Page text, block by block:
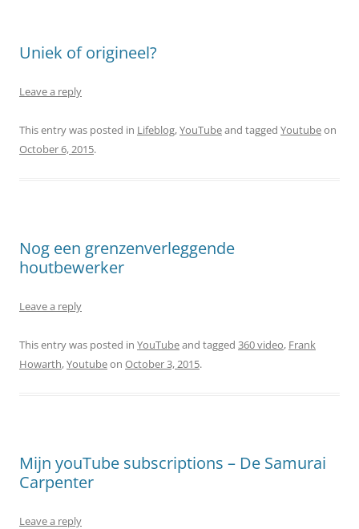
Uniek of origineel?
Leave a reply
This entry was posted in Lifeblog,YouTubeand tagged Youtubeon
October 6, 2015.
Nog een grenzenverleggende
houtbewerker
Leave a reply
This entry was posted in YouTubeand tagged 360 video, Frank
Howarth,Youtubeon October 3, 2015.
Mijn youTube subscriptions – De Samurai
Carpenter
Leave a reply